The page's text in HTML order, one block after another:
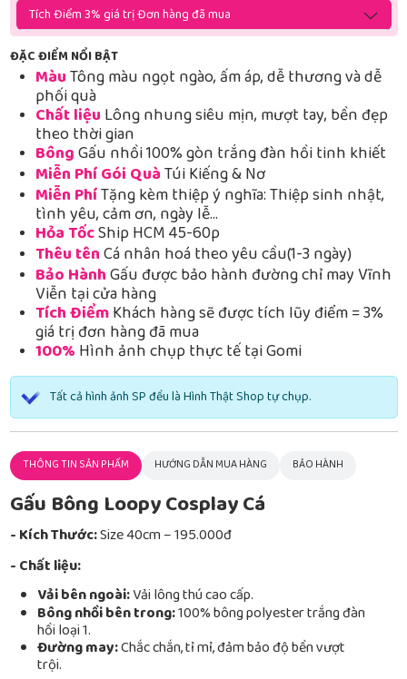
Tích Điểm 3% giá trị Đơn hàng đã mua
ĐẶC ĐIỂM NỔI BẬT
MàuTông màu ngọt ngào, ấm áp, dễ thương và dễ
phối quà
Chất liệu Lông nhung siêu mịn, mượt tay, bền đẹp
theo thời gian
BôngGấu nhồi 100% gòn trắng đàn hồi tinh khiết
Miễn Phí Gói QuàTúi Kiếng & Nơ
Miễn PhíTặng kèm thiệp ý nghĩa: Thiệp sinh nhật,
tình yêu, cảm ơn, ngày lễ…
Hỏa TốcShip HCM 45-60p
Thêu tênCá nhân hoá theo yêu cầu(1-3 ngày)
Bảo HànhGấu được bảo hành đường chỉ may Vĩnh
Viễn tại cửa hàng
Tích ĐiểmKhách hàng sẽ được tích lũy điểm = 3%
giá trị đơn hàng đã mua
100% Hình ảnh chụp thực tế tại Gomi
Tất cả hình ảnh SP đều là Hình Thật Shop tự chụp.
THÔNG TIN SẢN PHẨM HƯỚNG DẪN MUA HÀNG BẢO HÀNH
Gấu Bông Loopy Cosplay Cá
- Kích Thước:Size 40cm – 195.000đ
- Chất liệu:
Vải bên ngoài:Vải lông thú cao cấp.
Bông nhồi bên trong:100% bông polyester trắng đàn
hồi loại 1.
Đường may:Chắc chắn, tỉ mỉ, đảm bảo độ bền vượt
trội.